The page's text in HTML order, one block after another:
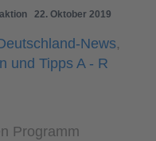
22. Oktober 2019
News,
und Tipps A - R
Programm